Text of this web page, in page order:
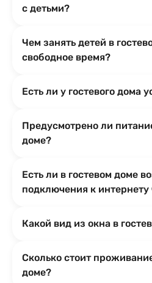
с детьми?
Чем занять детей в
свободное время?
Есть ли у гостевого дома
Предусмотрено ли
доме?
Есть ли в гостевом доме
подключения к
Какой вид из окна в
Сколько стоит
доме?